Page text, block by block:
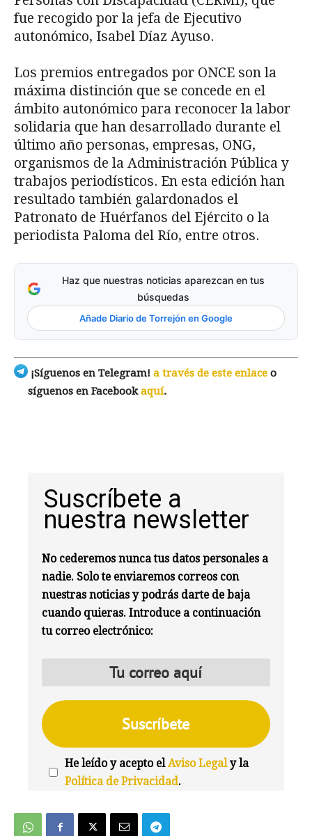
fue recogido por la jefa de Ejecutivo
autonómico, Isabel Díaz Ayuso.
Los premios entregados por ONCE son la
máxima distinción que se concede en el
ámbito autonómico para reconocer la labor
solidaria que han desarrollado durante el
último año personas, empresas, ONG,
organismos de la Administración Pública y
trabajos periodísticos. En esta edición han
resultado también galardonados el
Patronato de Huérfanos del Ejército o la
periodista Paloma del Río, entre otros.
Haz que nuestras noticias aparezcan en tus
búsquedas
Añade Diario de Torrejón en Google
¡Síguenos en Telegram! a través de este enlace o
síguenos en Facebookaquí.
Suscríbete a
nuestra newsletter
No cederemos nunca tus datos personales a
nadie. Solo te enviaremos correos con
nuestras noticias y podrás darte de baja
cuando quieras. Introduce a continuación
tu correo electrónico:
He leído y acepto elAviso Legaly la
Política de Privacidad.